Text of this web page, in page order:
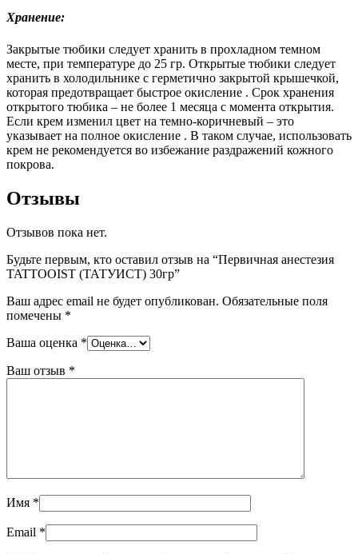
Хранение:
Закрытые тюбики следует хранить в прохладном темном
месте, при температуре до 25 гр. Открытые тюбики следует
хранить в холодильнике с герметично закрытой крышечкой,
которая предотвращает быстрое окисление . Срок хранения
открытого тюбика – не более 1 месяца с момента открытия.
Если крем изменил цвет на темно-коричневый – это
указывает на полное окисление . В таком случае, использовать
крем не рекомендуется во избежание раздражений кожного
покрова.
Отзывы
Отзывов пока нет.
Будьте первым, кто оставил отзыв на “Первичная анестезия
TATTOOIST (ТАТУИСТ) 30гр”
Ваш адрес email не будет опубликован. Обязательные поля
помечены *
Ваша оценка *
Ваш отзыв *
Имя *
Email *